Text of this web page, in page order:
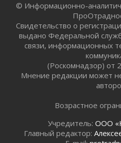
В Ленобласти открылась
летию Билибина
01 августа 2026
Лето без гаджетов
Болезнь девственниц и
01 августа 2026
01 августа 2026
В музей всей семьёй
01 августа 2026
© Информационно-
Свидетельство о
выдано Федеральной
связи, информационных
(Роскомнадзор) от
Мнение редакции может
Возрастное
Учредитель: ООО
Главный редактор: